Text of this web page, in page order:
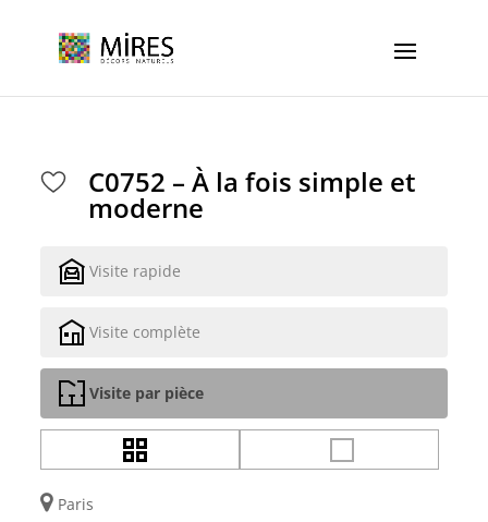
C0752 – À la fois simple et
moderne
Visite rapide
Visite complète
Visite par pièce
Paris